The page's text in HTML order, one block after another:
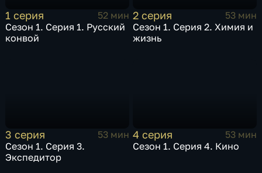
1 серия
52 мин
Сезон 1. Серия 1. Русский
конвой
2 серия
53 мин
Сезон 1. Серия 2. Химия и
жизнь
3 серия
53 мин
Сезон 1. Серия 3.
Экспедитор
4 серия
53 мин
Сезон 1. Серия 4. Кино